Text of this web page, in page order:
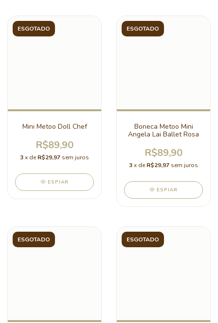
ESGOTADO
Mini Metoo Doll Chef
R$89,90
3x de R$29,97 sem juros
ESPIAR
ESGOTADO
Boneca Metoo Mini
Angela Lai Ballet Rosa
R$89,90
3x de R$29,97 sem juros
ESPIAR
ESGOTADO ESGOTADO